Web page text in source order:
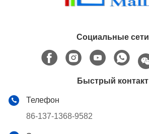
Социальные сети
Быстрый контакт
Телефон
86-137-1368-9582